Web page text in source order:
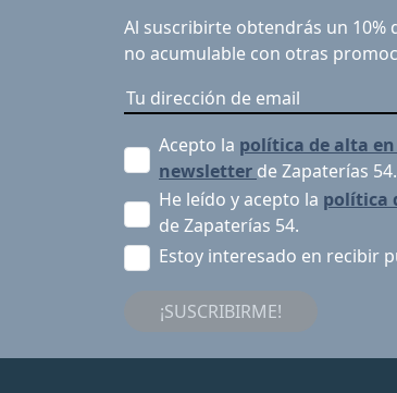
Al suscribirte obtendrás un 10%
no acumulable con otras
Acepto la política de alta
newsletter de Zapaterías 54.
He leído y acepto la política
de Zapaterías 54.
Estoy interesado en recibir
¡SUSCRIBIRME!